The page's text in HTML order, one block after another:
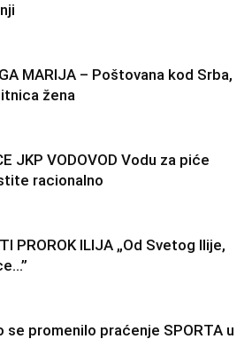
MARIJA – Poštovana kod Srba,
žena
JKP VODOVOD Vodu za piće
racionalno
PROROK ILIJA „Od Svetog Ilije,
se promenilo praćenje SPORTA u